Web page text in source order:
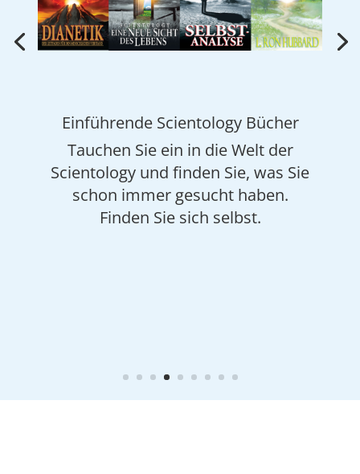
Einführende Scientology Bücher
Tauchen Sie ein in die Welt der
Scientology und finden Sie, was Sie
schon immer gesucht haben.
Finden Sie sich selbst.